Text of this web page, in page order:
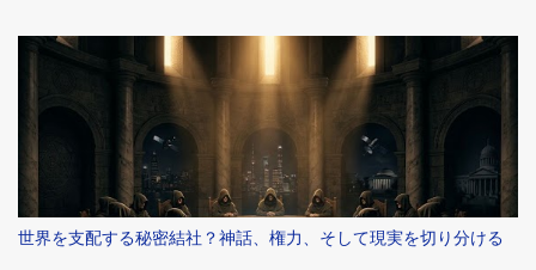
的偉業の一つとして今もなお語り継がれています。紀元前2560年
頃、ファラオ・クフの治世中に建造されたこのピラミッドは、当
初は高さ約146メートル（481フィート）で、推定230万個の石材で
構成されていました。 しかし、何世紀にもわたる研究にもかかわ
らず、世界中の人々を魅了し続ける疑問がある。ピラミッドは一
体なぜ建てられたのか？ 答えは単純に思えるかもしれない。ほと
んどのエジプト学者は、ピラミッドは強力なファラオのための壮
大な墓として機能したという点で意見が一致している。しかし、
世界を支配する秘密結社？神話、権力、そして現実を切り分ける